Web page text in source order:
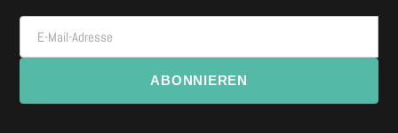
E-Mail-Adresse
ABONNIEREN